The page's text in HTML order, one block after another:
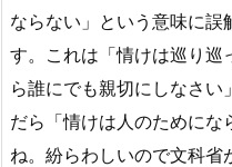
ならない」という意味に
す。これは「情けは巡り巡
ら誰にでも親切にしなさ
だら「情けは人のためにな
ね。紛らわしいので文科省